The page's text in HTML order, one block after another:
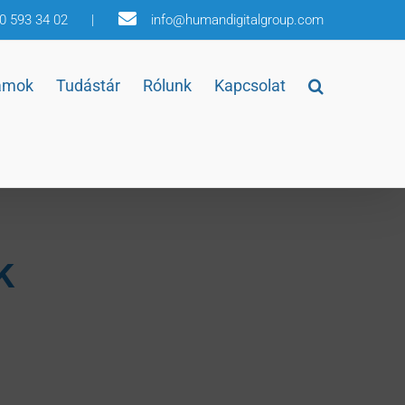
593 34 02 | info@humandigitalgroup.com
Tudástár Rólunk Kapcsolat